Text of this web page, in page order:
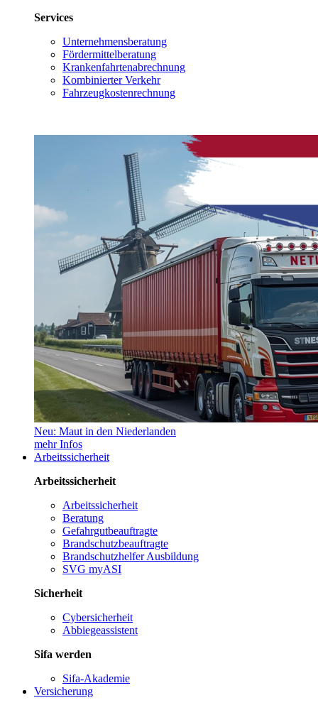
Services
Unternehmensberatung
Fördermittelberatung
Krankenfahrtenabrechnung
Kombinierter Verkehr
Fahrzeugkostenrechnung
Neu: Maut in den Niederlanden
mehr Infos
Arbeitssicherheit
Arbeitssicherheit
Arbeitssicherheit
Beratung
Gefahrgutbeauftragte
Brandschutzbeauftragte
Brandschutzhelfer Ausbildung
SVG myASI
Sicherheit
Cybersicherheit
Abbiegeassistent
Sifa werden
Sifa-Akademie
Versicherung